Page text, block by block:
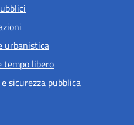
urbanistica
tempo libero
sicurezza pubblica